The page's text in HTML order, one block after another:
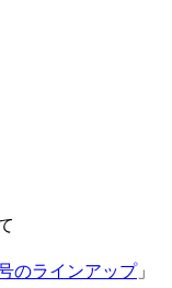
のラインアップ」